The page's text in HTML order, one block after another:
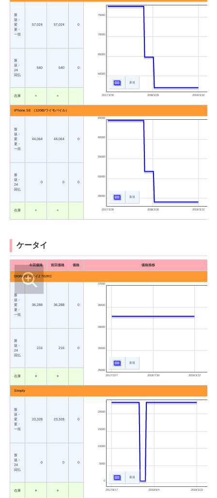
新
規・
変
更・
一括
57,024 57,024 0
2017/3/30 2018/3/26 2019/3/22
60000
65000
70000
75000
新規
新
規・
24
回払
540 540 0
在庫 × ×
iPhone SE （32GB/ワイモバイル）
新
規・
変
更・
一括
44,064 44,064 0
2017/3/30 2018/3/26 2019/3/22
45000
50000
55000
60000
65000
新規
新
規・
24
回払
0 0 0
在庫 × ×
ケータイ
今回価格 前回価格 価格 価格推移
DIGNOケータイ2 702KC
新
規・
変
更・
一括
36,288 36,288 0
2017/12/7 2018/7/30 2019/3/22
35000
35500
36000
36500
37000
新規
新
規・
24
回払
216 216 0
在庫 ○ ○
Simply
新
規・
変
更・
一括
23,328 23,328 0
2017/8/17 2018/6/4 2019/3/22
0
5000
10000
15000
20000
新規
新
規・
24
回払
0 0 0
在庫 ○ ○